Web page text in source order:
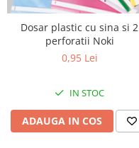
Dosar plastic cu sina si 2
perforatii Noki
0,95 Lei
IN STOC
ADAUGA IN COS